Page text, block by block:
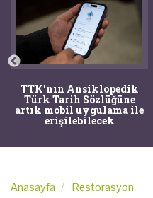
TTK'nın Ansiklopedik
Türk Tarih Sözlüğüne
artık mobil uygulama ile
erişilebilecek
Anasayfa Restorasyon